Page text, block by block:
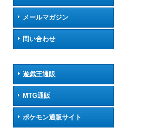
メールマガジン
問い合わせ
遊戯王通販
MTG通販
ポケモン通販サイト